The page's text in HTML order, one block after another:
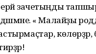
зачетыңды
« Малайҙы